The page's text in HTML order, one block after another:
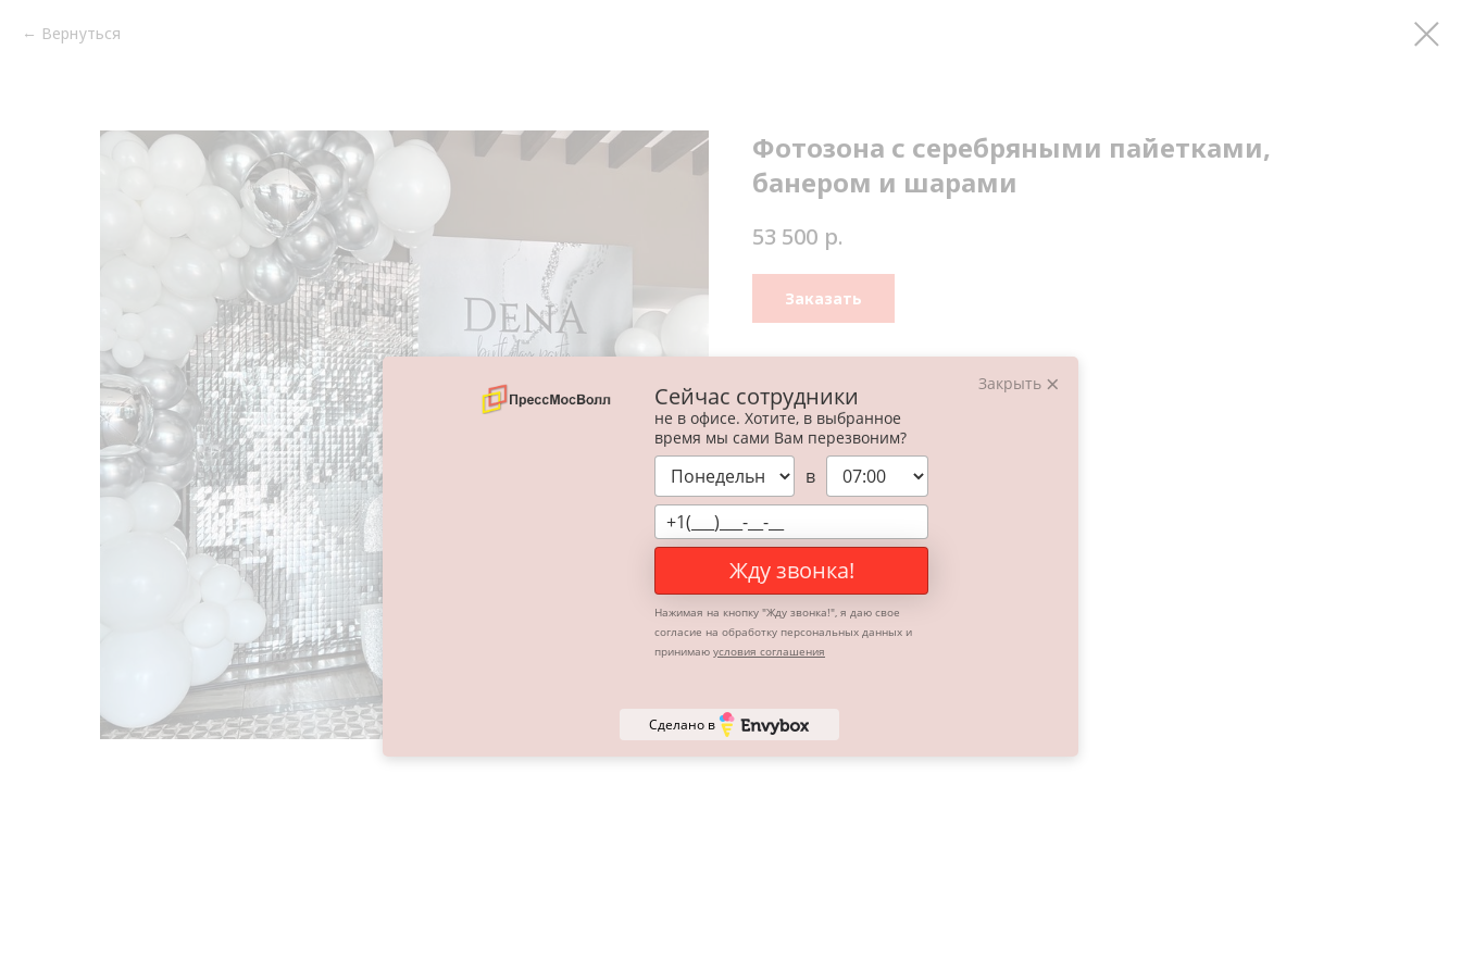
Вернуться
Фотозона с серебряными пайетками,
банером и шарами
53 500 р.
Заказать
В состав входит:
Пайетки на каркасе;
Баннера на каркасе;
Оформление воздушными шарами.
Дополнительно:
Доставка за МКАД - 50 р\км
Закрыть
Сейчас сотрудники
не в офисе. Хотите, в выбранное
время мы сами Вам перезвоним?
в
Жду звонка!
Нажимая на кнопку "Жду звонка!", я даю свое
согласие на обработку персональных данных и
принимаю условия соглашения
Сделано в